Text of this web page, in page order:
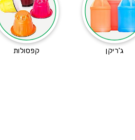
ג'ריקן קפסולות